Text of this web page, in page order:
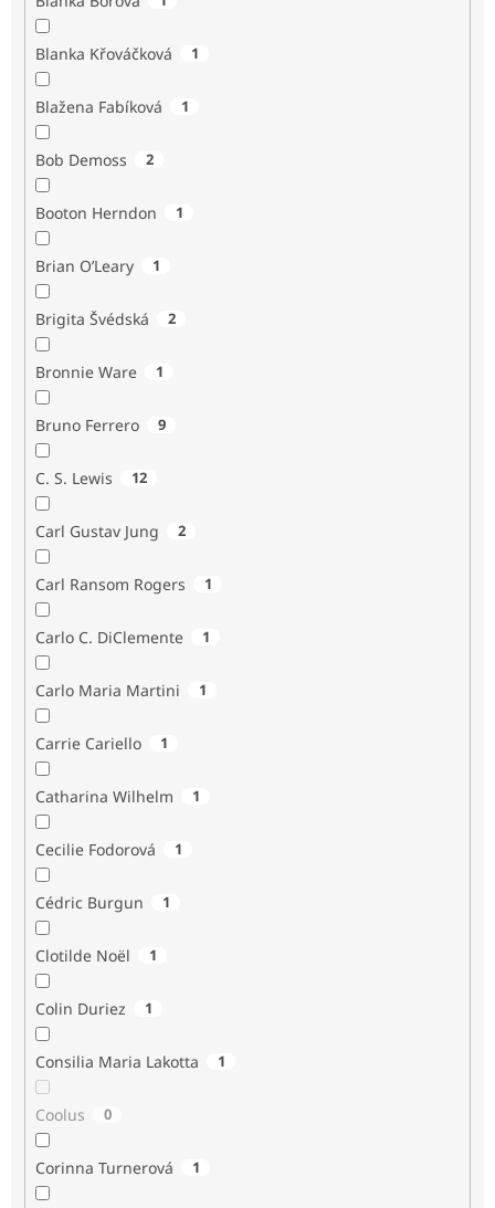
Blanka Křováčková 1
Blažena Fabíková 1
Bob Demoss 2
Booton Herndon 1
Brian O’Leary 1
Brigita Švédská 2
Bronnie Ware 1
Bruno Ferrero 9
C. S. Lewis 12
Carl Gustav Jung 2
Carl Ransom Rogers 1
Carlo C. DiClemente 1
Carlo Maria Martini 1
Carrie Cariello 1
Catharina Wilhelm 1
Cecilie Fodorová 1
Cédric Burgun 1
Clotilde Noël 1
Colin Duriez 1
Consilia Maria Lakotta 1
Coolus 0
Corinna Turnerová 1